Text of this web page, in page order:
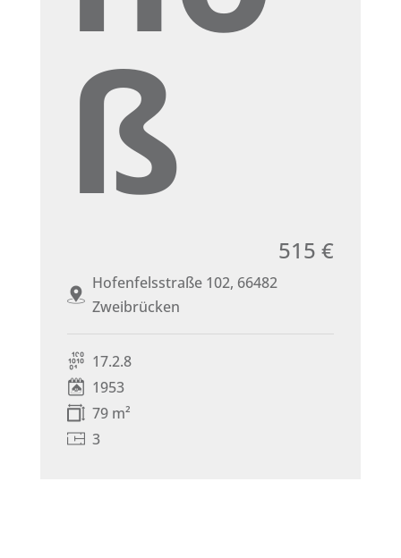
ß
Hofenfelsstraße 102, 66482
Zweibrücken
515 €
17.2.8
1953
79 m²
3